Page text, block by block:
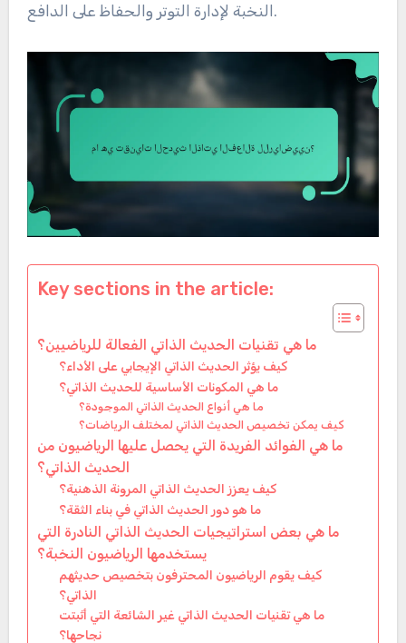
النخبة لإدارة التوتر والحفاظ على الدافع.
Key sections in the article:
ما هي تقنيات الحديث الذاتي الفعالة للرياضيين؟
كيف يؤثر الحديث الذاتي الإيجابي على الأداء؟
ما هي المكونات الأساسية للحديث الذاتي؟
ما هي أنواع الحديث الذاتي الموجودة؟
كيف يمكن تخصيص الحديث الذاتي لمختلف الرياضات؟
ما هي الفوائد الفريدة التي يحصل عليها الرياضيون من
الحديث الذاتي؟
كيف يعزز الحديث الذاتي المرونة الذهنية؟
ما هو دور الحديث الذاتي في بناء الثقة؟
ما هي بعض استراتيجيات الحديث الذاتي النادرة التي
يستخدمها الرياضيون النخبة؟
كيف يقوم الرياضيون المحترفون بتخصيص حديثهم
الذاتي؟
ما هي تقنيات الحديث الذاتي غير الشائعة التي أثبتت
نجاحها؟